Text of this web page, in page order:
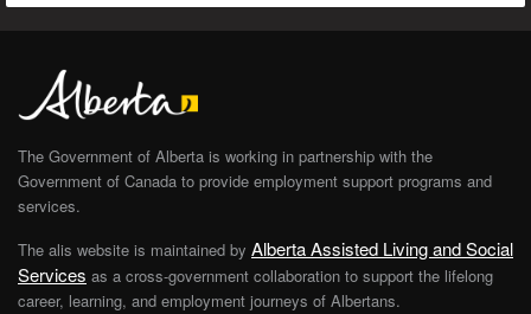
The Government of Alberta is working in partnership with the
Government of Canada to provide employment support programs and
services.
The alis website is maintained by Alberta Assisted Living and Social
Services as a cross-government collaboration to support the lifelong
career, learning, and employment journeys of Albertans.